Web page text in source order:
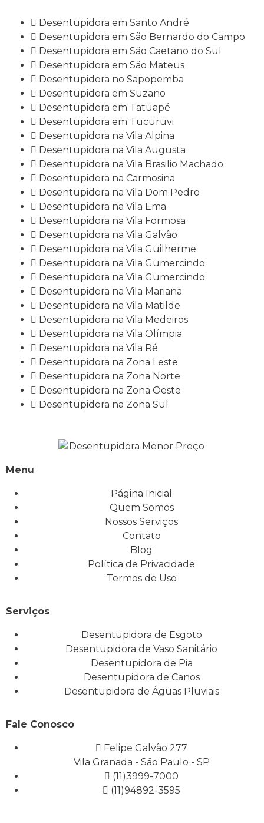
Desentupidora em Santo André
Desentupidora em São Bernardo do Campo
Desentupidora em São Caetano do Sul
Desentupidora em São Mateus
Desentupidora no Sapopemba
Desentupidora em Suzano
Desentupidora em Tatuapé
Desentupidora em Tucuruvi
Desentupidora na Vila Alpina
Desentupidora na Vila Augusta
Desentupidora na Vila Brasilio Machado
Desentupidora na Carmosina
Desentupidora na Vila Dom Pedro
Desentupidora na Vila Ema
Desentupidora na Vila Formosa
Desentupidora na Vila Galvão
Desentupidora na Vila Guilherme
Desentupidora na Vila Gumercindo
Desentupidora na Vila Gumercindo
Desentupidora na Vila Mariana
Desentupidora na Vila Matilde
Desentupidora na Vila Medeiros
Desentupidora na Vila Olímpia
Desentupidora na Vila Ré
Desentupidora na Zona Leste
Desentupidora na Zona Norte
Desentupidora na Zona Oeste
Desentupidora na Zona Sul
Menu
Página Inicial
Quem Somos
Nossos Serviços
Contato
Blog
Política de Privacidade
Termos de Uso
Serviços
Desentupidora de Esgoto
Desentupidora de Vaso Sanitário
Desentupidora de Pia
Desentupidora de Canos
Desentupidora de Águas Pluviais
Fale Conosco
Felipe Galvão 277
Vila Granada - São Paulo - SP
(11)3999-7000
(11)94892-3595